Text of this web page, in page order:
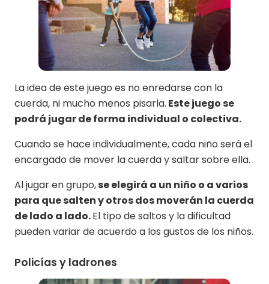
La idea de este juego es no enredarse con la
cuerda, ni mucho menos pisarla. Este juego se
podrá jugar de forma individual o colectiva.
Cuando se hace individualmente, cada niño será el
encargado de mover la cuerda y saltar sobre ella.
Al jugar en grupo,se elegirá a un niño o a varios
para que salten y otros dos moverán la cuerda
de lado a lado.El tipo de saltos y la dificultad
pueden variar de acuerdo a los gustos de los niños.
Policías y ladrones